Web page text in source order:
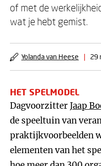
of met de
wat je hebt gemist.
Yolanda van Heese | 29
HET SPELMODEL
DagvoorzitterJaap
de speeltuin van
praktijkvoorbeelden
elementen van het